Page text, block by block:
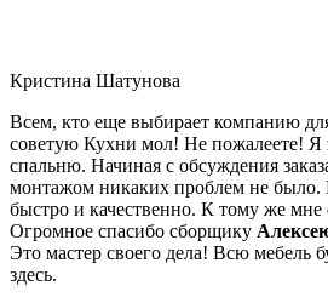
Кристина Шатунова
Всем, кто еще выбирает компанию
советую Кухни мол! Не пожалеете! Я
спальню. Начиная с обсуждения
монтажом никаких проблем не было.
быстро и качественно. К тому же мне
Огромное спасибо сборщику
Это мастер своего дела! Всю мебель
здесь.